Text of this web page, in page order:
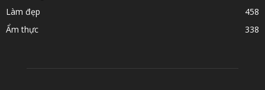
Làm đẹp
458
Ẩm thực
338